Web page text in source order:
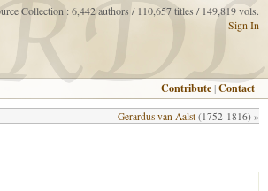
Collection : 6,442 authors / 110,657 titles / 149,819 vols.
Sign In
Contribute |Contact
Gerardus van Aalst (1752-1816) »